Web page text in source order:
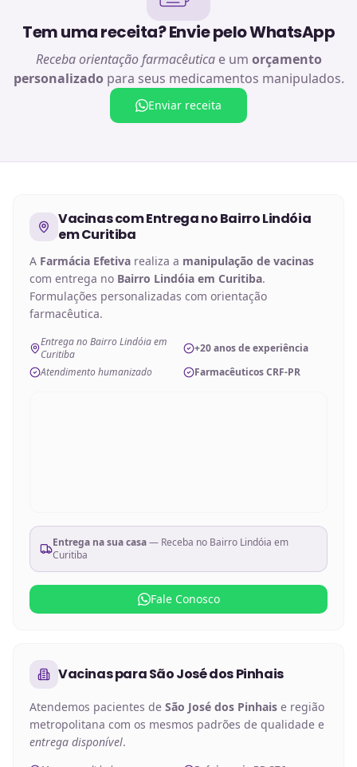
Tem uma receita? Envie pelo WhatsApp
Receba orientação farmacêuticae um orçamento
personalizado para seus medicamentos manipulados.
Enviar receita
Vacinascom Entrega noBairro Lindóia
em Curitiba
A Farmácia Efetiva realiza a manipulação de vacinas
com entrega no Bairro Lindóia em Curitiba.
Formulações personalizadas com orientação
farmacêutica.
Entrega no Bairro Lindóia em
Curitiba
+20 anos de experiência
Atendimento humanizado
Farmacêuticos CRF-PR
Entrega na sua casa— Receba no Bairro Lindóia em
Curitiba
Fale Conosco
VacinasparaSão José dos Pinhais
Atendemos pacientes de São José dos Pinhais e região
metropolitana com os mesmos padrões de qualidade e
entrega disponível.